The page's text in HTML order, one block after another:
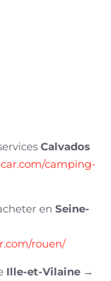
Calvados
camping-
en Seine-
rouen/
Ille-et-Vilaine →